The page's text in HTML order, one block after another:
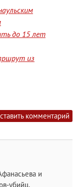
до 15 лет
из
комментарий
и
убийц.